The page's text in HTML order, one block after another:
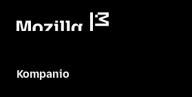
Kompanio